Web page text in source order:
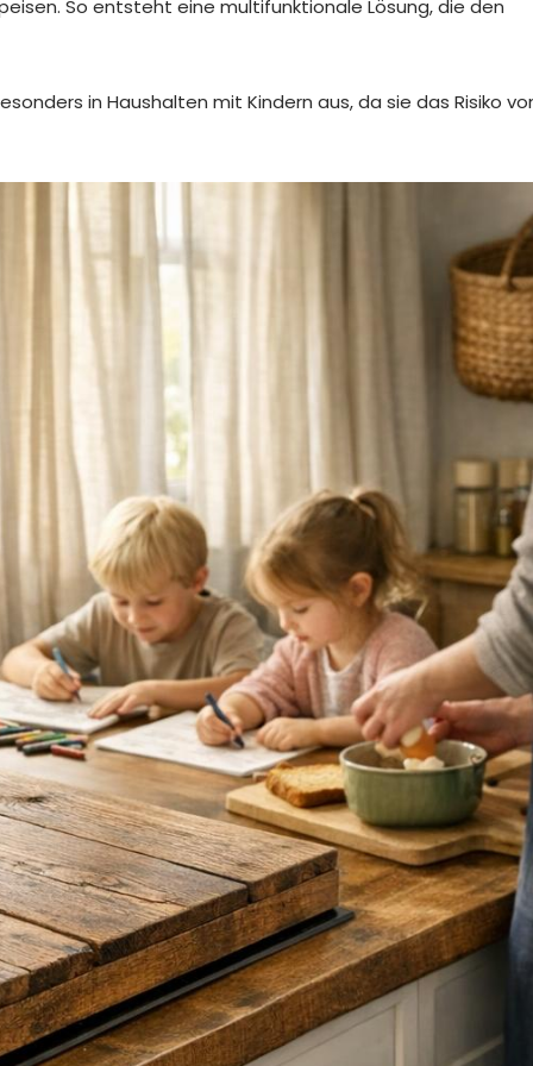
So entsteht eine multifunktionale Lösung, die den
in Haushalten mit Kindern aus, da sie das Risiko